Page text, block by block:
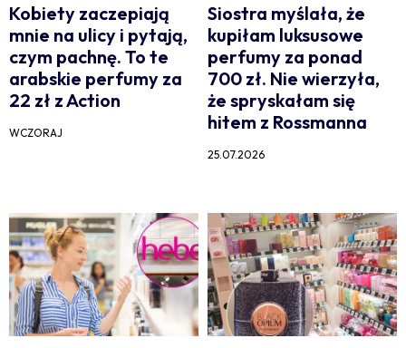
Kobiety zaczepiają
mnie na ulicy i pytają,
czym pachnę. To te
arabskie perfumy za
22 zł z Action
WCZORAJ
Siostra myślała, że
kupiłam luksusowe
perfumy za ponad
700 zł. Nie wierzyła,
że spryskałam się
hitem z Rossmanna
25.07.2026